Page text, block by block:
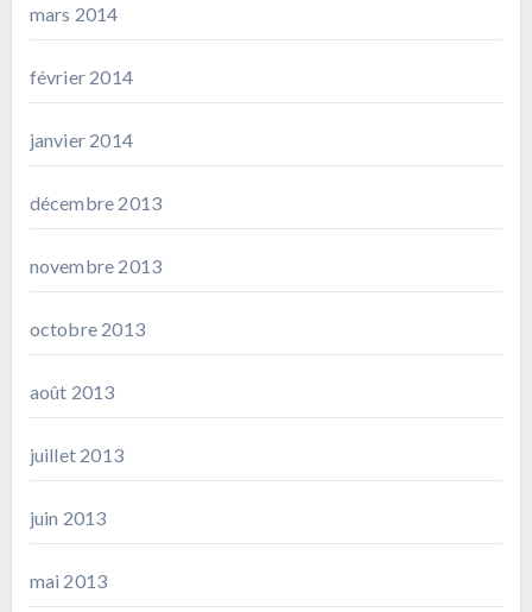
mars 2014
février 2014
janvier 2014
décembre 2013
novembre 2013
octobre 2013
août 2013
juillet 2013
juin 2013
mai 2013